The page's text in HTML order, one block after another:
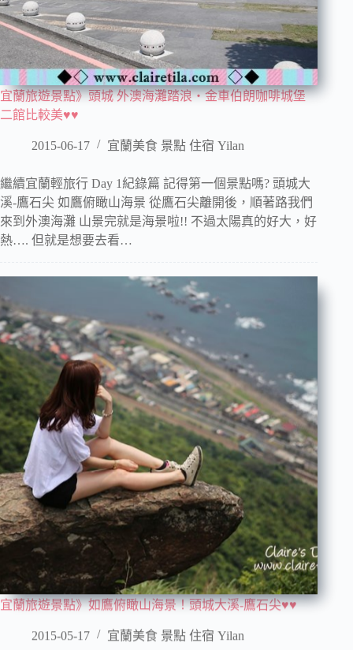
宜蘭旅遊景點》頭城 外澳海灘踏浪‧金車伯朗咖啡城堡
二館比較美♥♥
2015-06-17 宜蘭美食 景點 住宿 Yilan
繼續宜蘭輕旅行 Day 1紀錄篇 記得第一個景點嗎? 頭城大
溪-鷹石尖 如鷹俯瞰山海景 從鷹石尖離開後，順著路我們
來到外澳海灘 山景完就是海景啦!! 不過太陽真的好大，好
熱…. 但就是想要去看…
宜蘭旅遊景點》如鷹俯瞰山海景！頭城大溪-鷹石尖♥♥
2015-05-17 宜蘭美食 景點 住宿 Yilan